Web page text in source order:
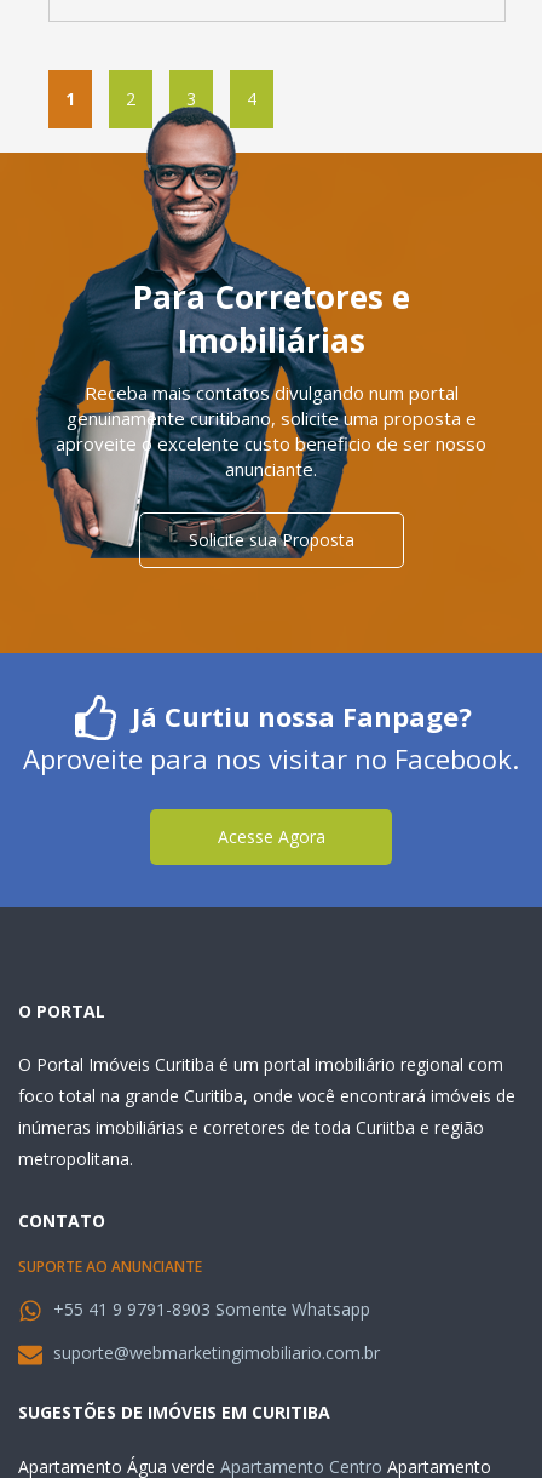
1 2 3 4
Para Corretores e
Imobiliárias
Receba mais contatos divulgando num portal
genuinamente curitibano, solicite uma proposta e
aproveite o excelente custo beneficio de ser nosso
anunciante.
Solicite sua Proposta
Já Curtiu nossa Fanpage?
Aproveite para nos visitar no Facebook.
Acesse Agora
O PORTAL
O Portal Imóveis Curitiba é um portal imobiliário regional com
foco total na grande Curitiba, onde você encontrará imóveis de
inúmeras imobiliárias e corretores de toda Curiitba e região
metropolitana.
CONTATO
SUPORTE AO ANUNCIANTE
+55 41 9 9791-8903 Somente Whatsapp
suporte@webmarketingimobiliario.com.br
SUGESTÕES DE IMÓVEIS EM CURITIBA
Apartamento Água verde Apartamento Centro Apartamento